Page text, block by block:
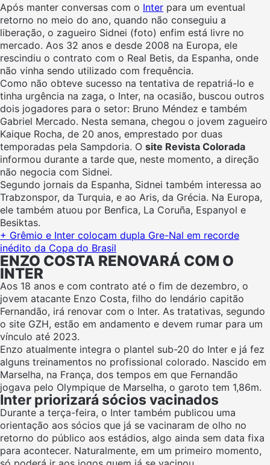
Após manter conversas com o Inter para um eventual
retorno no meio do ano, quando não conseguiu a
liberação, o zagueiro Sidnei (foto) enfim está livre no
mercado. Aos 32 anos e desde 2008 na Europa, ele
rescindiu o contrato com o Real Betis, da Espanha, onde
não vinha sendo utilizado com frequência.
Como não obteve sucesso na tentativa de repatriá-lo e
tinha urgência na zaga, o Inter, na ocasião, buscou outros
dois jogadores para o setor: Bruno Méndez e também
Gabriel Mercado. Nesta semana, chegou o jovem zagueiro
Kaique Rocha, de 20 anos, emprestado por duas
temporadas pela Sampdoria. O site Revista Colorada
informou durante a tarde que, neste momento, a direção
não negocia com Sidnei.
Segundo jornais da Espanha, Sidnei também interessa ao
Trabzonspor, da Turquia, e ao Aris, da Grécia. Na Europa,
ele também atuou por Benfica, La Coruña, Espanyol e
Besiktas.
+ Grêmio e Inter colocam dupla Gre-Nal em recorde
inédito da Copa do Brasil
ENZO COSTA RENOVARÁ COM O
INTER
Aos 18 anos e com contrato até o fim de dezembro, o
jovem atacante Enzo Costa, filho do lendário capitão
Fernandão, irá renovar com o Inter. As tratativas, segundo
o site GZH, estão em andamento e devem rumar para um
vínculo até 2023.
Enzo atualmente integra o plantel sub-20 do Inter e já fez
alguns treinamentos no profissional colorado. Nascido em
Marselha, na França, dos tempos em que Fernandão
jogava pelo Olympique de Marselha, o garoto tem 1,86m.
Inter priorizará sócios vacinados
Durante a terça-feira, o Inter também publicou uma
orientação aos sócios que já se vacinaram de olho no
retorno do público aos estádios, algo ainda sem data fixa
para acontecer. Naturalmente, em um primeiro momento,